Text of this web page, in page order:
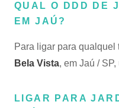
QUAL O DDD DE
EM JAÚ?
Para ligar para qualquel
Bela Vista, em Jaú / SP,
LIGAR PARA